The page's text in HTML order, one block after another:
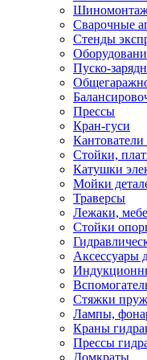
Сварочные
Стенды
Пуско-
Прессы
Кран-гуси
Кантователи
Стойки,
Катушки
Мойки
Траверсы
Лежаки,
Стойки
Аксессуары
Стяжки
Лампы,
Краны
Прессы
Домкраты